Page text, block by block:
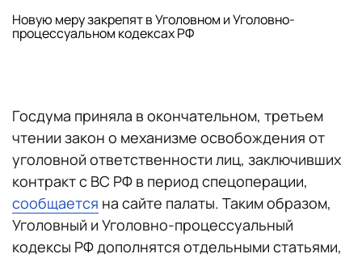
Новую меру закрепят в Уголовном и Уголовно-
процессуальном кодексах РФ
Госдума приняла в окончательном, третьем
чтении закон о механизме освобождения от
уголовной ответственности лиц, заключивших
контракт с ВС РФ в период спецоперации,
сообщается на сайте палаты. Таким образом,
Уголовный и Уголовно-процессуальный
кодексы РФ дополнятся отдельными статьями,